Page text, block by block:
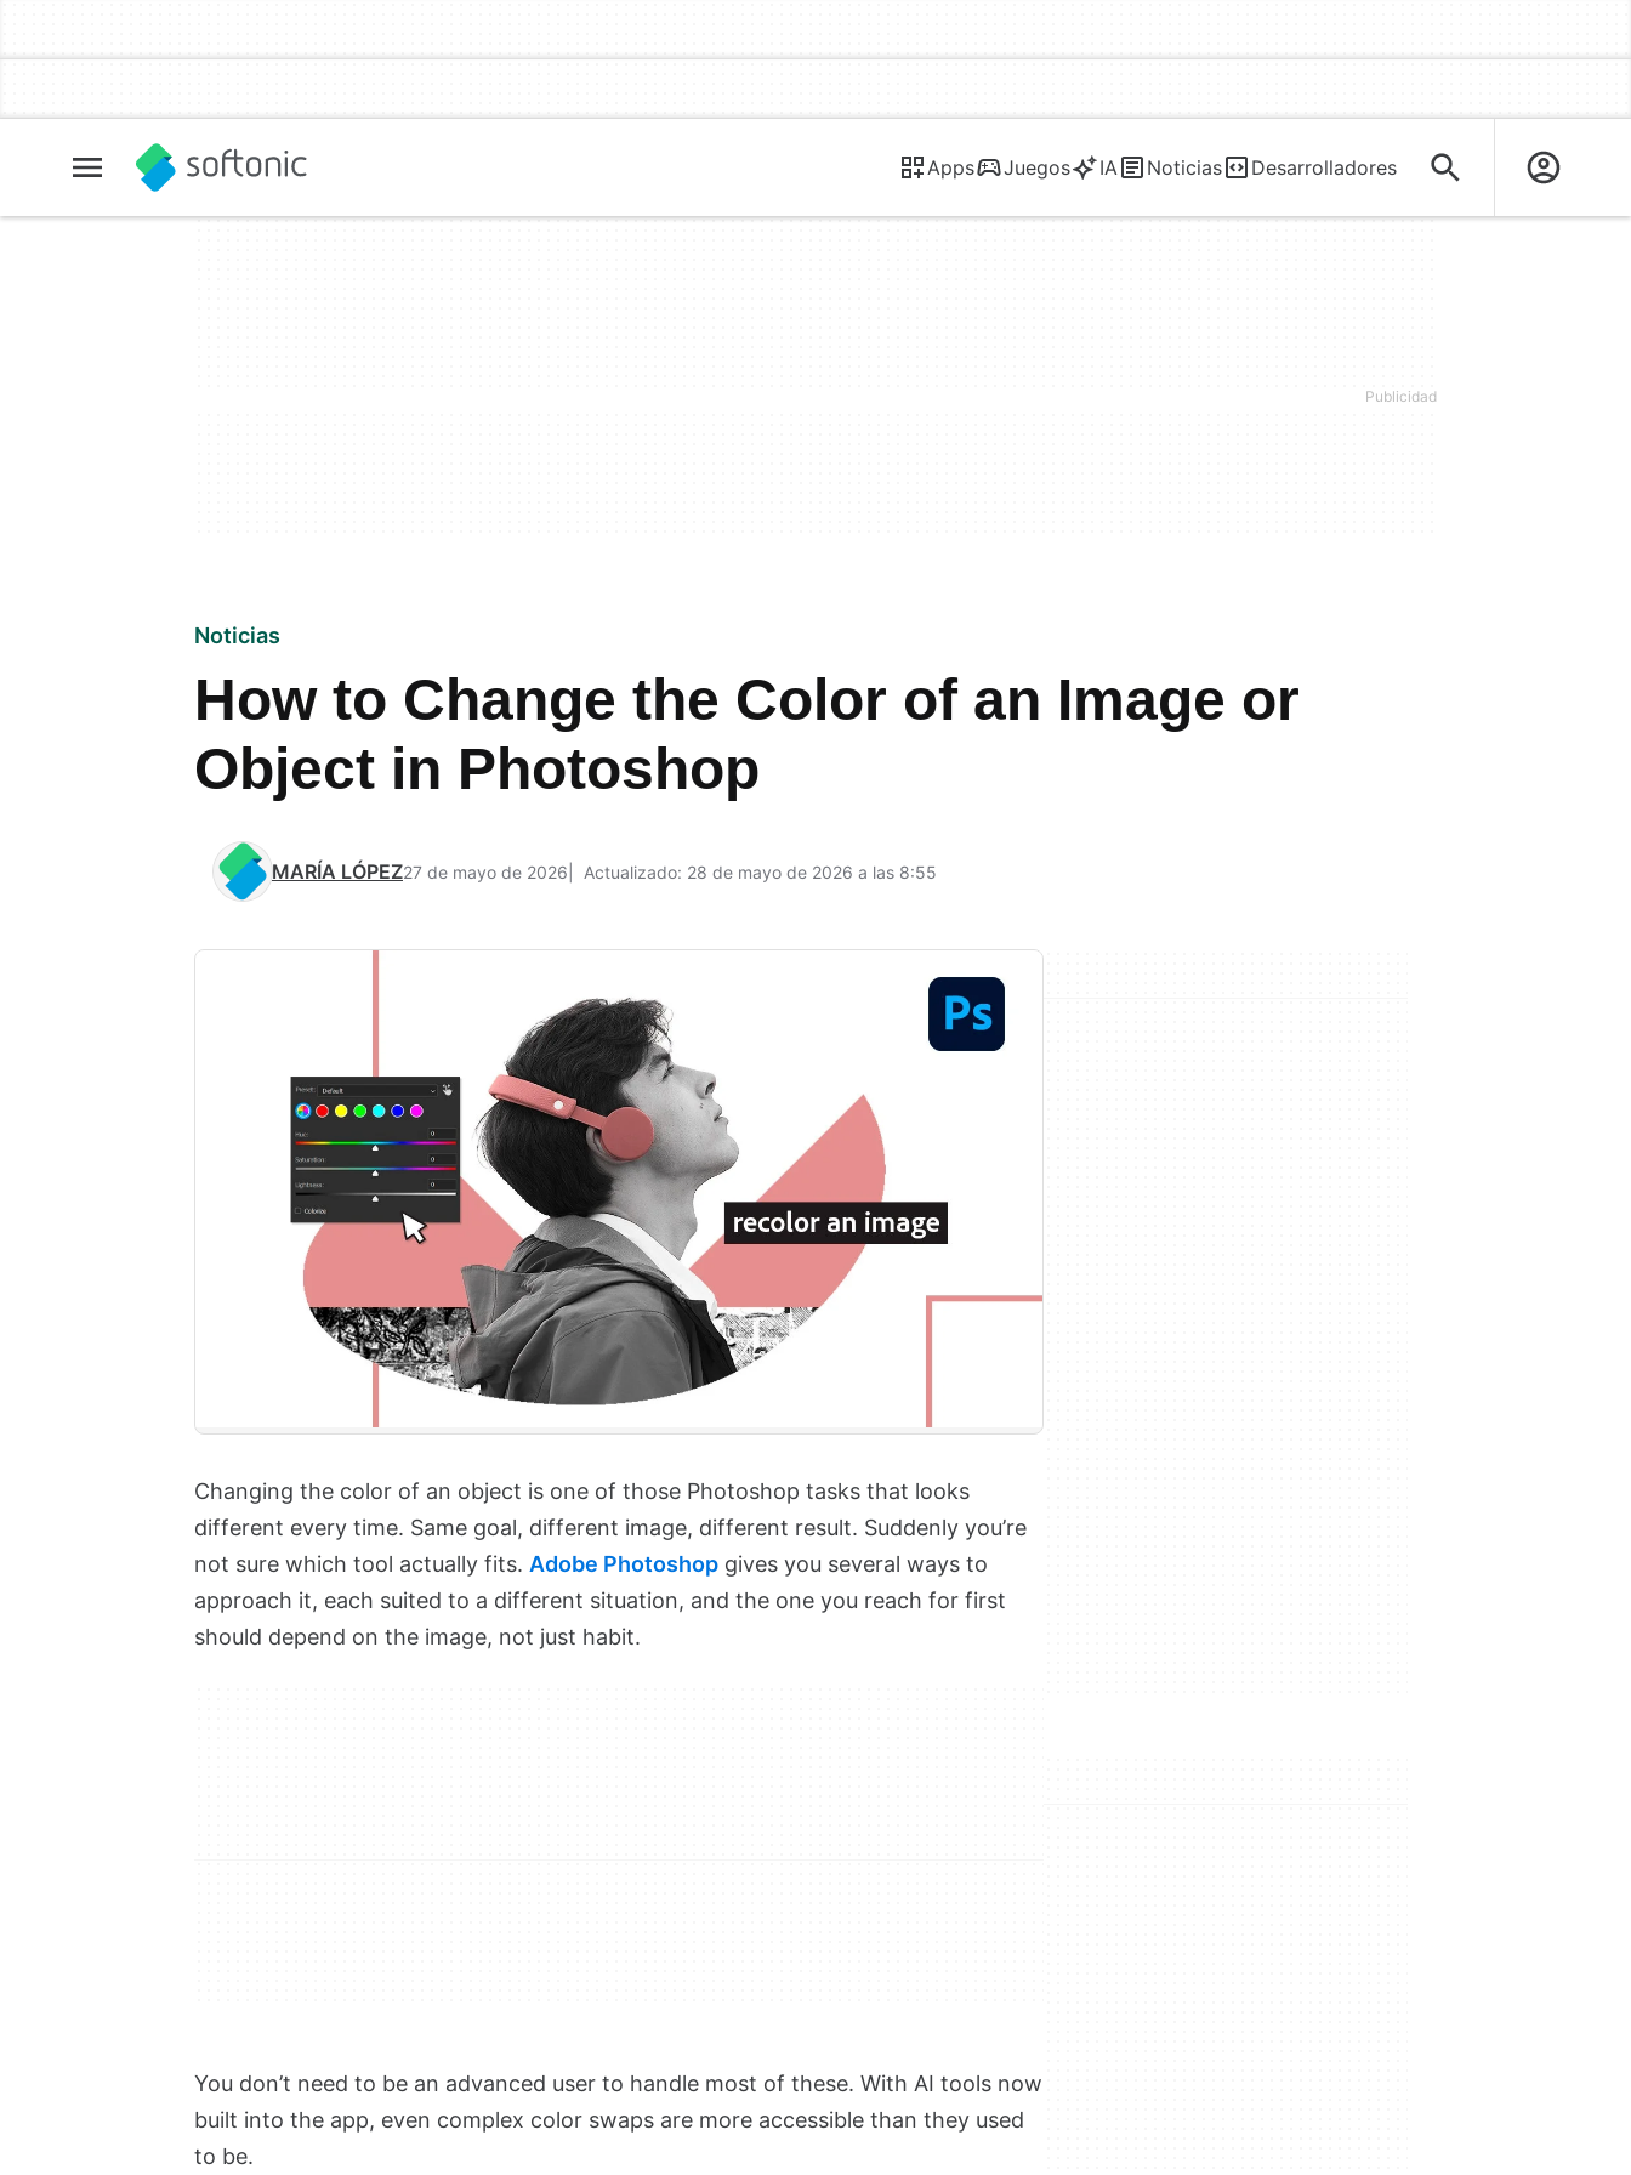
Apps Juegos IA Noticias Desarrolladores
Noticias
How to Change the Color of an Image or
Object in Photoshop
MARÍA LÓPEZ27 de mayo de 2026 Actualizado: 28 de mayo de 2026 a las 8:55
Changing the color of an object is one of those Photoshop tasks that looks
different every time. Same goal, different image, different result. Suddenly you’re
not sure which tool actually fits. Adobe Photoshop gives you several ways to
approach it, each suited to a different situation, and the one you reach for first
should depend on the image, not just habit.
You don’t need to be an advanced user to handle most of these. With AI tools now
built into the app, even complex color swaps are more accessible than they used
to be.